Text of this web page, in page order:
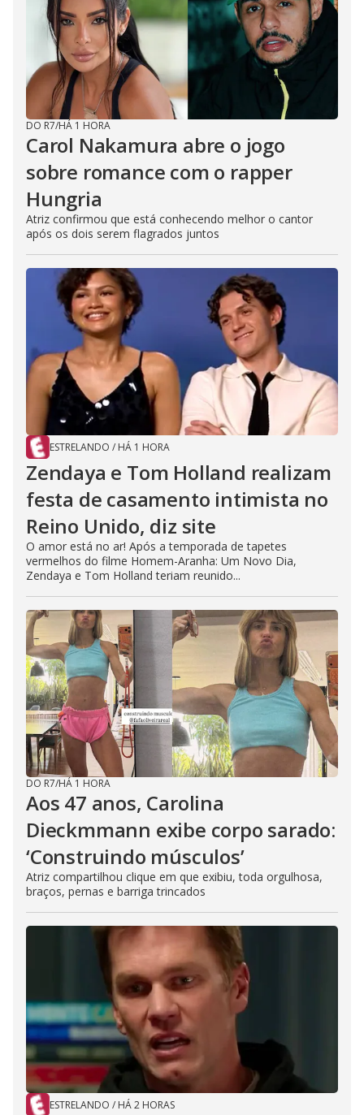
DO R7/HÁ 1 HORA
Carol Nakamura abre o jogo
sobre romance com o rapper
Hungria
Atriz confirmou que está conhecendo melhor o cantor
após os dois serem flagrados juntos
ESTRELANDO / HÁ 1 HORA
Zendaya e Tom Holland realizam
festa de casamento intimista no
Reino Unido, diz site
O amor está no ar! Após a temporada de tapetes
vermelhos do filme Homem-Aranha: Um Novo Dia,
Zendaya e Tom Holland teriam reunido...
DO R7/HÁ 1 HORA
Aos 47 anos, Carolina
Dieckmmann exibe corpo sarado:
‘Construindo músculos’
Atriz compartilhou clique em que exibiu, toda orgulhosa,
braços, pernas e barriga trincados
ESTRELANDO / HÁ 2 HORAS